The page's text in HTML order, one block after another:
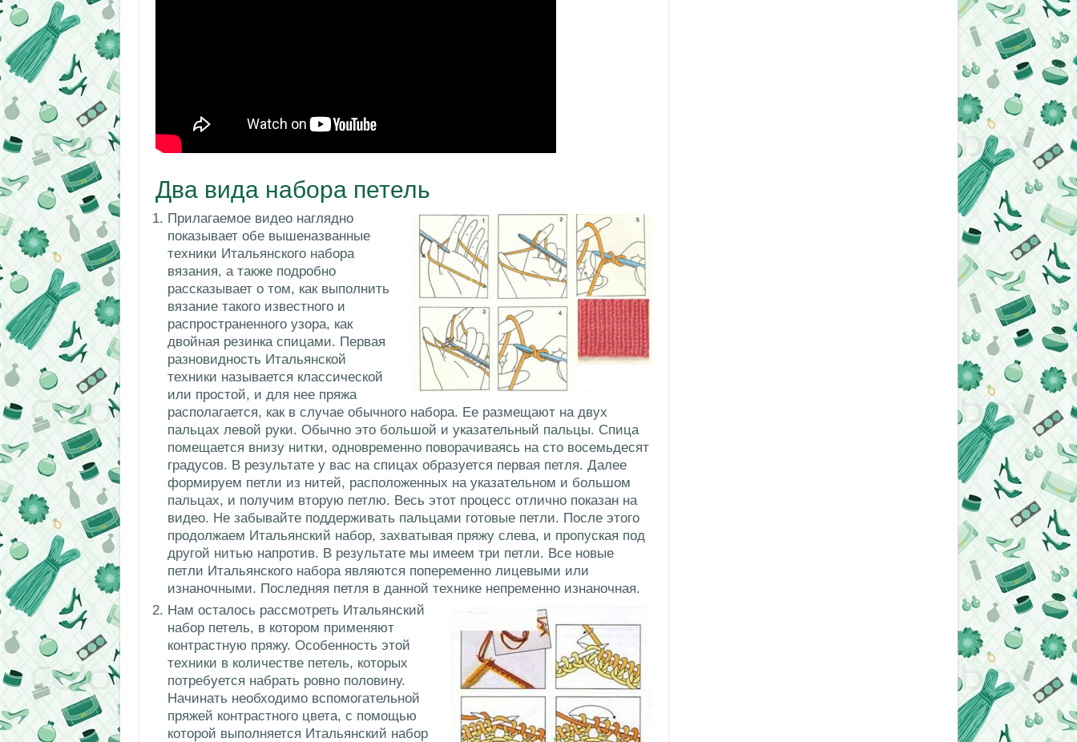
Два вида набора петель
Прилагаемое видео наглядно
показывает обе вышеназванные
техники Итальянского набора
вязания, а также подробно
рассказывает о том, как выполнить
вязание такого известного и
распространенного узора, как
двойная резинка спицами. Первая
разновидность Итальянской
техники называется классической
или простой, и для нее пряжа
располагается, как в случае обычного набора. Ее размещают на двух
пальцах левой руки. Обычно это большой и указательный пальцы. Спица
помещается внизу нитки, одновременно поворачиваясь на сто восемьдесят
градусов. В результате у вас на спицах образуется первая петля. Далее
формируем петли из нитей, расположенных на указательном и большом
пальцах, и получим вторую петлю. Весь этот процесс отлично показан на
видео. Не забывайте поддерживать пальцами готовые петли. После этого
продолжаем Итальянский набор, захватывая пряжу слева, и пропуская под
другой нитью напротив. В результате мы имеем три петли. Все новые
петли Итальянского набора являются попеременно лицевыми или
изнаночными. Последняя петля в данной технике непременно изнаночная.
Нам осталось рассмотреть Итальянский
набор петель, в котором применяют
контрастную пряжу. Особенность этой
техники в количестве петель, которых
потребуется набрать ровно половину.
Начинать необходимо вспомогательной
пряжей контрастного цвета, с помощью
которой выполняется Итальянский набор